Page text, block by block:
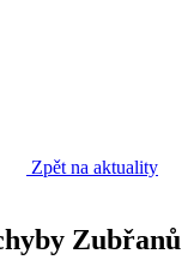
Zpět na aktuality
Zubřanů